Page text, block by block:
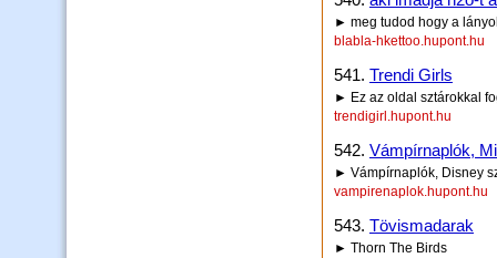
► meg tudod hogy a
blabla-hkettoo.hupont.hu
541. Trendi Girls
► Ez az oldal sztárokkal
trendigirl.hupont.hu
542. Vámpírnaplók,
► Vámpírnaplók, Disney
vampirenaplok.hupont.hu
543. Tövismadarak
► Thorn The Birds